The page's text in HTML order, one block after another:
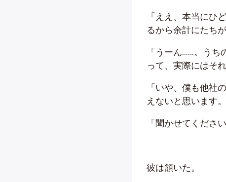
「ええ、本当にひ
るから余計にたちが
「うーん……。うち
って、実際にはそ
「いや、僕も他社
えないと思います。
「聞かせてください
彼は頷いた。